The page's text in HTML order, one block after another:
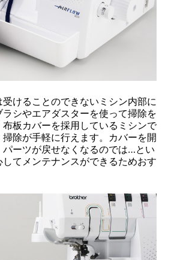
受けることのできないミシン内部に
シやエアダスターを使って掃除を
布板カバーを採用しているミシンで
除が手軽に行えます。カバーを開
パーツが戻せなくなるのでは…とい
てメンテナンスができるためおす